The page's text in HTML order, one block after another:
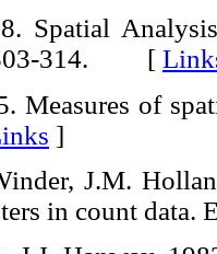
Spatial
314. [
Measures of
]
J.M.
in count